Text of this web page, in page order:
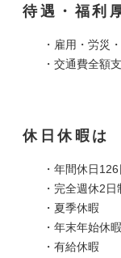
待遇・福利
・雇用・労災
・交通費全額
休日休暇は
・年間休日126
・完全週休2
・夏季休暇
・年末年始休暇
・有給休暇